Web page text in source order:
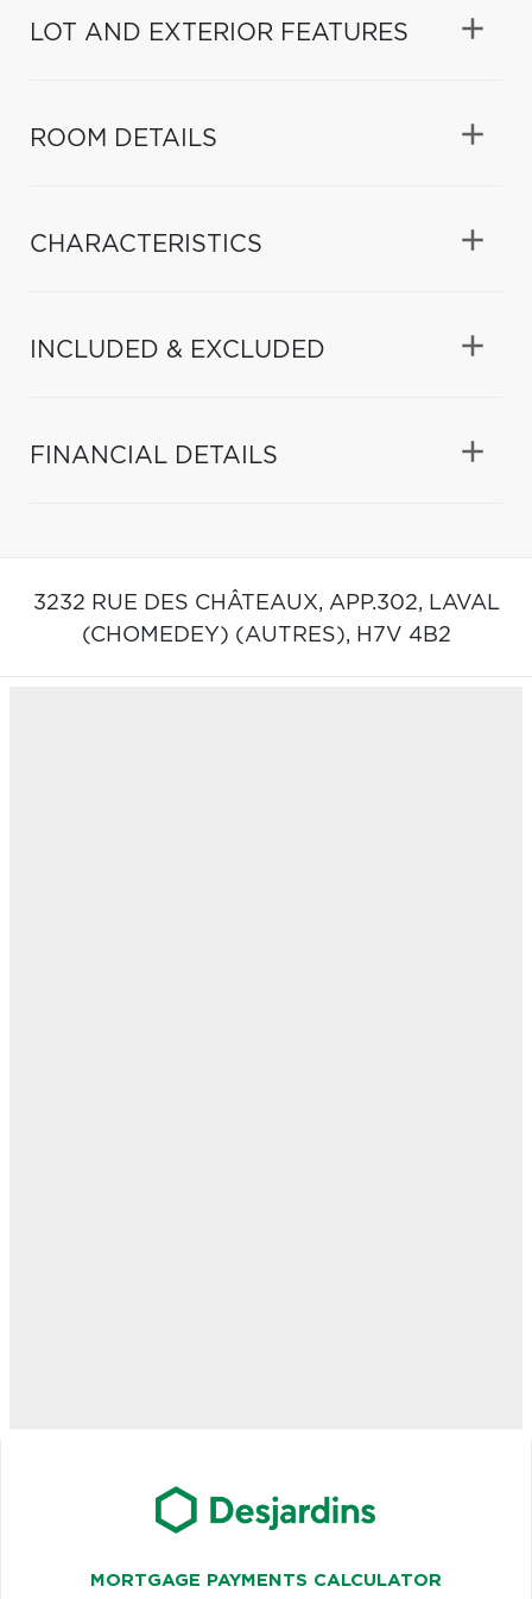
LOT AND EXTERIOR FEATURES
ROOM DETAILS
CHARACTERISTICS
INCLUDED & EXCLUDED
FINANCIAL DETAILS
3232 RUE DES CHÂTEAUX, APP.302, LAVAL
(CHOMEDEY) (AUTRES), H7V 4B2
MORTGAGE PAYMENTS CALCULATOR